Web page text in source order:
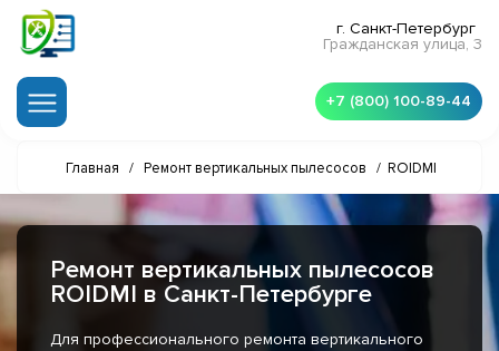
г. Санкт-Петербург
Гражданская улица, 3
+7 (800) 100-89-44
Главная / Ремонт вертикальных пылесосов / ROIDMI
Ремонт вертикальных пылесосов
ROIDMI в Санкт-Петербурге
Для профессионального ремонта вертикального